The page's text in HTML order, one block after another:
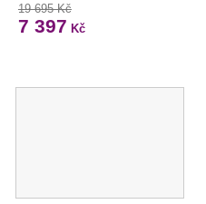
19 695 Kč
7 397 Kč